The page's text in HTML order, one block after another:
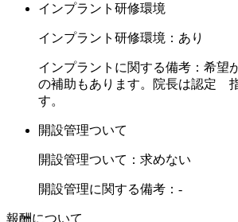
インプラント研修環境
インプラント研修環境：あり
インプラントに関する備考：希望
の補助もあります。院長は認定
す。
開設管理ついて
開設管理ついて：求めない
開設管理に関する備考：-
報酬について